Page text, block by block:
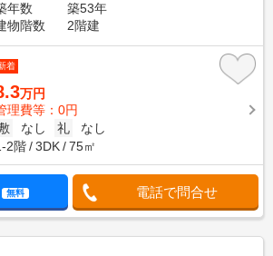
年数
築53年
物階数
2階建
着
万円
理費等：0円
なし 礼
なし
2階
3DK 75㎡
無料 電話で問合せ